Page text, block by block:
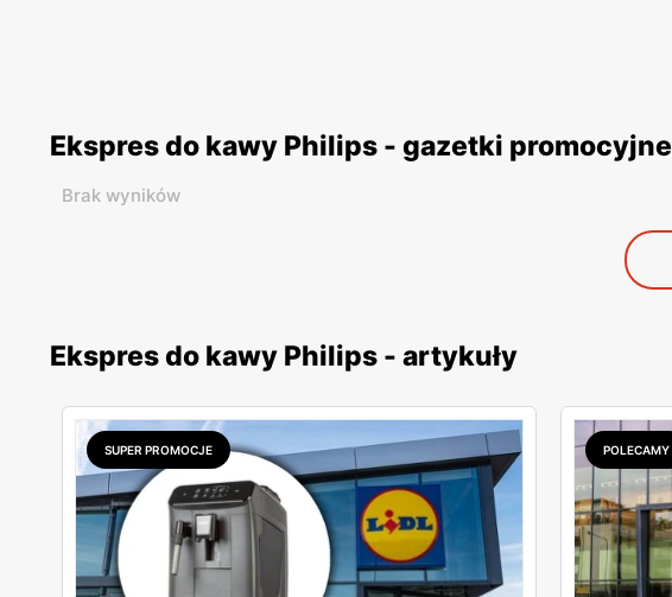
Ekspres do kawy Philips - gazetki promocyjne
Brak wyników
Ekspres do kawy Philips - artykuły
SUPER PROMOCJE POLECAMY